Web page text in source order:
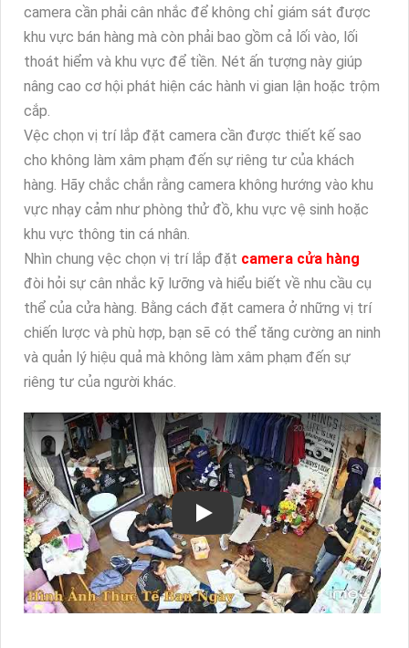
camera cần phải cân nhắc để không chỉ giám sát được
khu vực bán hàng mà còn phải bao gồm cả lối vào, lối
thoát hiểm và khu vực để tiền. Nét ấn tượng này giúp
nâng cao cơ hội phát hiện các hành vi gian lận hoặc trộm
cắp.
Vệc chọn vị trí lắp đặt camera cần được thiết kế sao
cho không làm xâm phạm đến sự riêng tư của khách
hàng. Hãy chắc chắn rằng camera không hướng vào khu
vực nhạy cảm như phòng thử đồ, khu vực vệ sinh hoặc
khu vực thông tin cá nhân.
Nhìn chung vệc chọn vị trí lắp đặt camera cửa hàng
đòi hỏi sự cân nhắc kỹ lưỡng và hiểu biết về nhu cầu cụ
thể của cửa hàng. Bằng cách đặt camera ở những vị trí
chiến lược và phù hợp, bạn sẽ có thể tăng cường an ninh
và quản lý hiệu quả mà không làm xâm phạm đến sự
riêng tư của người khác.